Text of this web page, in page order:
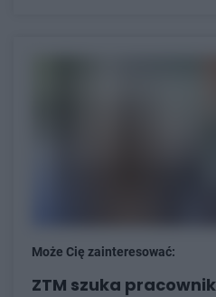
Może Cię zainteresować:
ZTM szuka